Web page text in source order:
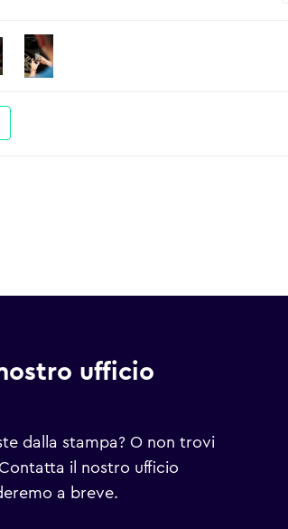
ufficio
dalla stampa? O non trovi
il nostro ufficio
a breve.